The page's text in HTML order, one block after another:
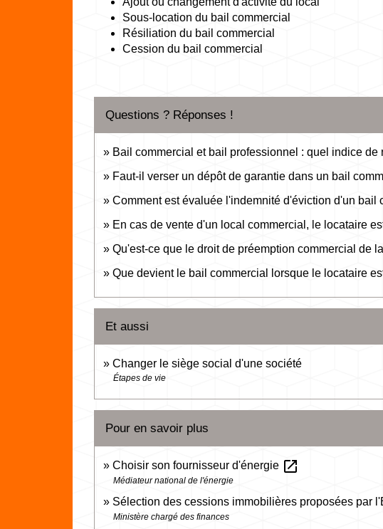
Sous-location du bail commercial
Résiliation du bail commercial
Cession du bail commercial
Questions ? Réponses !
Bail commercial et bail professionnel : quel indice de
Faut-il verser un dépôt de garantie dans un bail
Comment est évaluée l'indemnité d'éviction d'un bail
En cas de vente d'un local commercial, le locataire
Qu'est-ce que le droit de préemption commercial de
Que devient le bail commercial lorsque le locataire
Et aussi
Changer le siège social d'une société
Étapes de vie
Pour en savoir plus
Choisir son fournisseur d'énergie open_in_new
Médiateur national de l'énergie
Sélection des cessions immobilières proposées par
Ministère chargé des finances